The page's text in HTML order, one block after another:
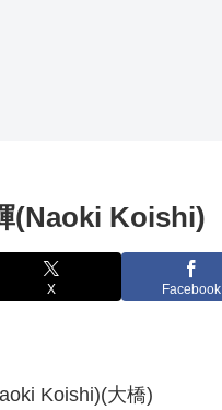
(Naoki Koishi)
X Facebook
Koishi)(大橋)